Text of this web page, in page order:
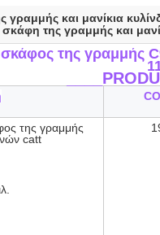
γραμμής και μανίκια
σκάφη της γραμμής και
σκάφος της γραμμής
της γραμμής
catt